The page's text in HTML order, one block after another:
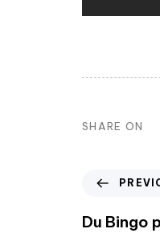
SHARE ON
Du Bingo